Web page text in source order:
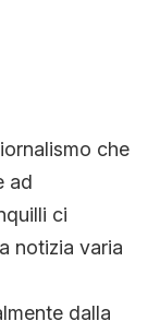
che
ad
ci
notizia varia
dalla